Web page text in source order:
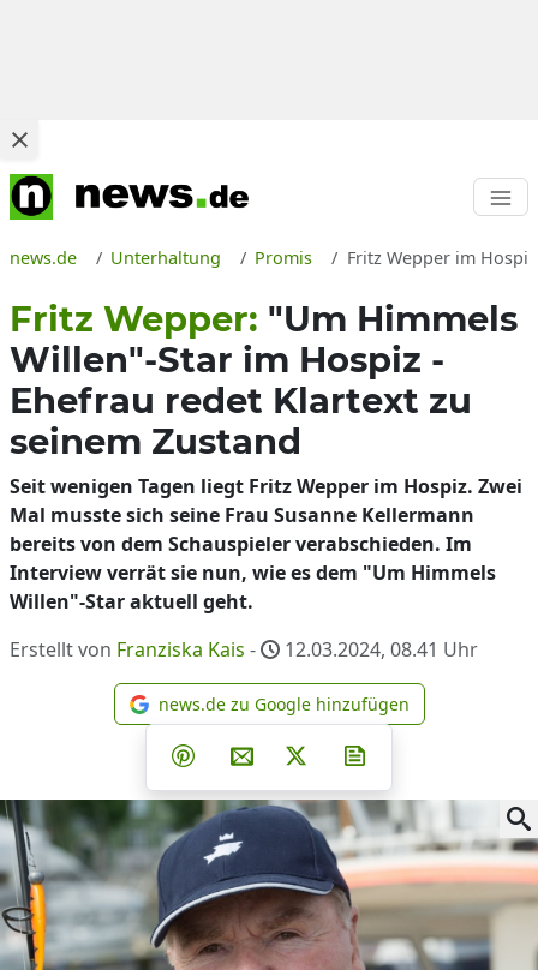
news.de Unterhaltung Promis Fritz Wepper im
Fritz Wepper: "Um Himmels
Willen"-Star im Hospiz -
Ehefrau redet Klartext zu
seinem Zustand
Seit wenigen Tagen liegt Fritz Wepper im Hospiz. Zwei
Mal musste sich seine Frau Susanne Kellermann
bereits von dem Schauspieler verabschieden. Im
Interview verrät sie nun, wie es dem "Um Himmels
Willen"-Star aktuell geht.
Erstellt von Franziska Kais - 12.03.2024, 08.41 Uhr
news.de zu Google
news.de zu Google hinzufügen
Teilen auf Facebook
Teilen auf Whatsapp
Teilen auf Telegram
Teilen auf Pinterest
Per E-Mail teilen
Post auf X